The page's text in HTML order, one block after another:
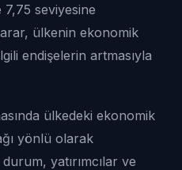
seviyesine
ülkenin ekonomik
endişelerin artmasıyla
ülkedeki ekonomik
yönlü olarak
yatırımcılar ve